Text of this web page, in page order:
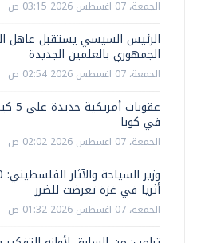
الجمعة، 07 اغسطس 2026 03:15 ص
الرئيس السيسي يستقبل عاهل
الجمهوري بالعلمين الجديدة
الجمعة، 07 اغسطس 2026 02:54 ص
في كوبا
الجمعة، 07 اغسطس 2026 02:02 ص
أثريا في غزة تعرضت للضرر
الجمعة، 07 اغسطس 2026 01:32 ص